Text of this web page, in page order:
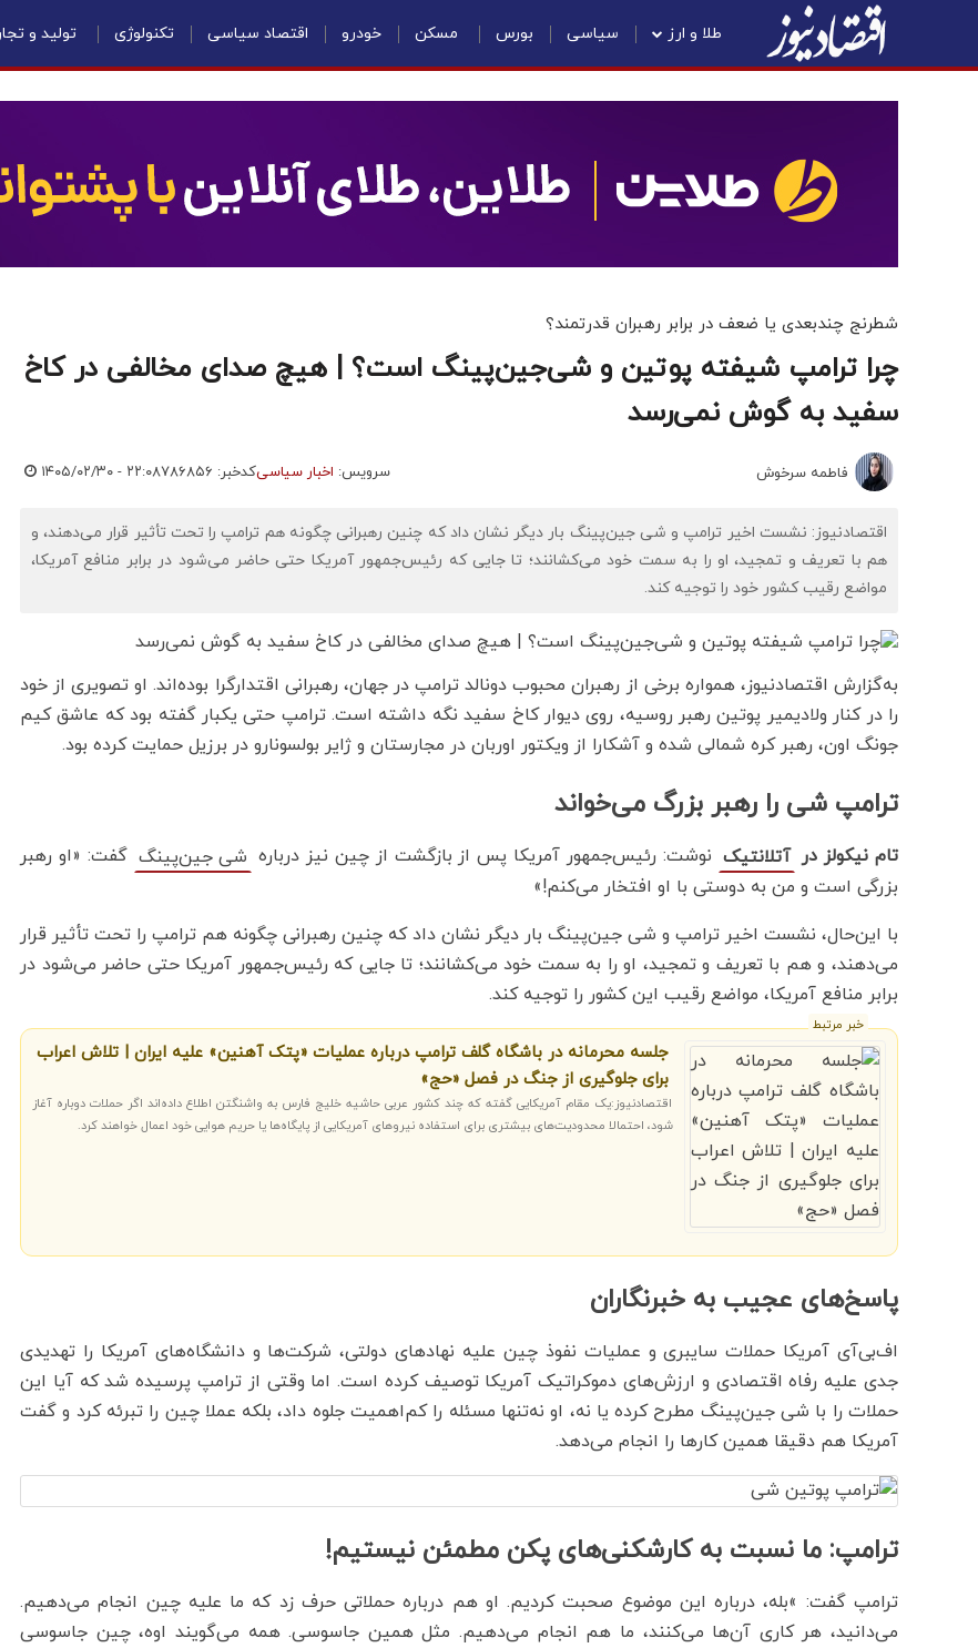
طلا و ارز سیاسی بورس مسکن خودرو اقتصاد سیاسی تکنولوژی تولید و
شطرنج چندبعدی یا ضعف در برابر رهبران قدرتمند؟
چرا ترامپ شیفته پوتین و شی‌جین‌پینگ است؟ | هیچ صدای مخالفی در کاخ
سفید به گوش نمی‌رسد
فاطمه سرخوش سرویس: اخبار سیاسیکدخبر: ۷۸۶۸۵۶ ۱۴۰۵/۰۲/۳۰ - ۲۲:۰۸
اقتصادنیوز: نشست اخیر ترامپ و شی جین‌پینگ بار دیگر نشان داد که چنین رهبرانی چگونه هم ترامپ را تحت تأثیر قرار می‌دهند، و
هم با تعریف و تمجید، او را به سمت خود می‌کشانند؛ تا جایی که رئیس‌جمهور آمریکا حتی حاضر می‌شود در برابر منافع آمریکا،
مواضع رقیب کشور خود را توجیه کند.
به‌گزارش اقتصادنیوز، همواره برخی از رهبران محبوب دونالد ترامپ در جهان، رهبرانی اقتدارگرا بوده‌اند. او تصویری از خود
را در کنار ولادیمیر پوتین رهبر روسیه، روی دیوار کاخ سفید نگه داشته است. ترامپ حتی یکبار گفته بود که عاشق کیم
جونگ اون، رهبر کره شمالی شده و آشکارا از ویکتور اوربان در مجارستان و ژایر بولسونارو در برزیل حمایت کرده بود.
ترامپ شی را رهبر بزرگ می‌خواند
تام نیکولز در آتلانتیک نوشت: رئیس‌جمهور آمریکا پس از بازگشت از چین نیز درباره شی جین‌پینگ گفت: «او رهبر
بزرگی است و من به دوستی با او افتخار می‌کنم!»
با این‌حال، نشست اخیر ترامپ و شی جین‌پینگ بار دیگر نشان داد که چنین رهبرانی چگونه هم ترامپ را تحت تأثیر قرار
می‌دهند، و هم با تعریف و تمجید، او را به سمت خود می‌کشانند؛ تا جایی که رئیس‌جمهور آمریکا حتی حاضر می‌شود در
برابر منافع آمریکا، مواضع رقیب این کشور را توجیه کند.
خبر مرتبط
جلسه محرمانه در باشگاه گلف ترامپ درباره عملیات «پتک آهنین» علیه ایران | تلاش اعراب
برای جلوگیری از جنگ در فصل «حج»
اقتصادنیوز:یک مقام آمریکایی گفته که چند کشور عربی حاشیه خلیج فارس به واشنگتن اطلاع داده‌اند اگر حملات دوباره آغاز
شود، احتمالا محدودیت‌های بیشتری برای استفاده نیروهای آمریکایی از پایگاه‌ها یا حریم هوایی خود اعمال خواهند کرد.
پاسخ‌های عجیب به خبرنگاران
اف‌بی‌آی آمریکا حملات سایبری و عملیات نفوذ چین علیه نهادهای دولتی، شرکت‌ها و دانشگاه‌های آمریکا را تهدیدی
جدی علیه رفاه اقتصادی و ارزش‌های دموکراتیک آمریکا توصیف کرده است. اما وقتی از ترامپ پرسیده شد که آیا این
حملات را با شی جین‌پینگ مطرح کرده یا نه، او نه‌تنها مسئله را کم‌اهمیت جلوه داد، بلکه عملا چین را تبرئه کرد و گفت
آمریکا هم دقیقا همین کارها را انجام می‌دهد.
ترامپ: ما نسبت به کارشکنی‌های پکن مطمئن نیستیم!
ترامپ گفت: »بله، درباره‌ این موضوع صحبت کردیم. او هم درباره حملاتی حرف زد که ما علیه چین انجام می‌دهیم.
می‌دانید، هر کاری آن‌ها می‌کنند، ما هم انجام می‌دهیم. مثل همین جاسوسی. همه می‌گویند اوه، چین جاسوسی